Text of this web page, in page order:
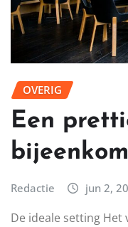
OVERIG
Een
Redactie jun 2,
De ideale setting Het